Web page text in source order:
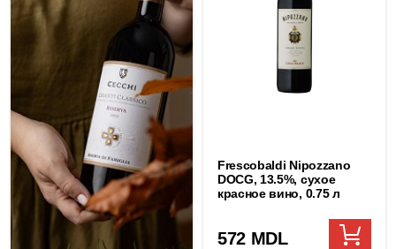
Frescobaldi Nipozzano
DOCG, 13.5%, сухое
красное вино, 0.75 л
572 MDL